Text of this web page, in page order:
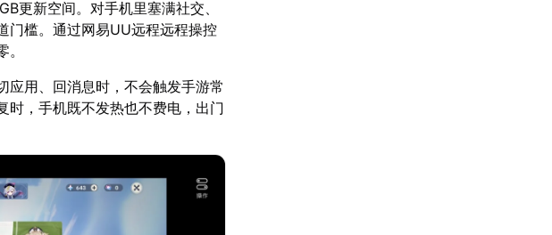
更新空间。对手机里塞满社交、
门槛。通过网易UU远程远程操控
应用、回消息时，不会触发手游常
时，手机既不发热也不费电，出门